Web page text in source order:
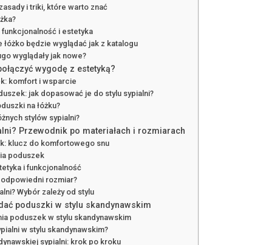
i triki, które warto znać
funkcjonalność i estetyka
będzie wyglądać jak z katalogu
wyglądały jak nowe?
wygodę z estetyką?
komfort i wsparcie
jak dopasować je do stylu sypialni?
na łóżku?
stylów sypialni?
Przewodnik po materiałach i rozmiarach
klucz do komfortowego snu
poduszek
i funkcjonalność
rozmiar?
Wybór zależy od stylu
poduszki w stylu skandynawskim
poduszek w stylu skandynawskim
w stylu skandynawskim?
sypialni: krok po kroku